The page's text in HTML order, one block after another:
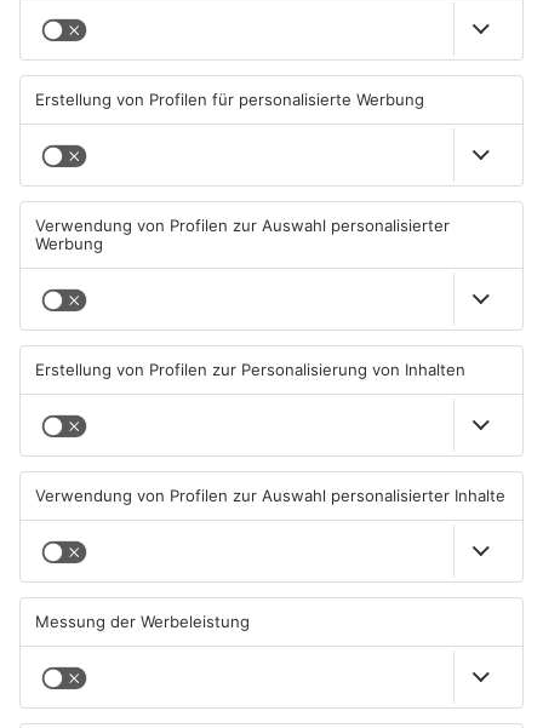
Wasserrohrbruch in
Offenbach - mehrere Keller
geflutet
08.08.2026, 23:30 UHR IN KREIS
OFFENBACH
Jugendzentrum scheitert
06.08.2026, 13:56 UHR IN KREIS
OFFENBACH
Trinkwasserbrunnen in
belastet
06.08.2026, 06:45 UHR IN KREIS
Senior vor Offenbacher Bank
05.08.2026, 13:42 UHR IN KREIS